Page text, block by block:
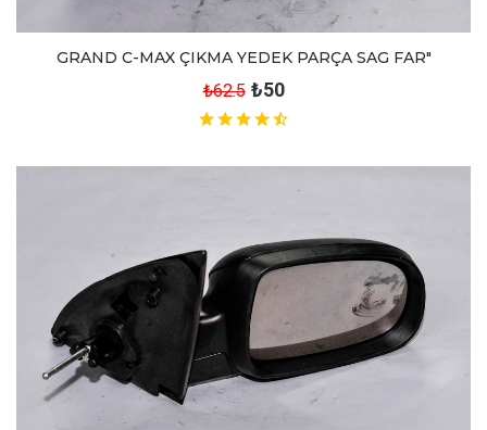
GRAND C-MAX ÇIKMA YEDEK PARÇA SAG FAR"
₺62.5 ₺50